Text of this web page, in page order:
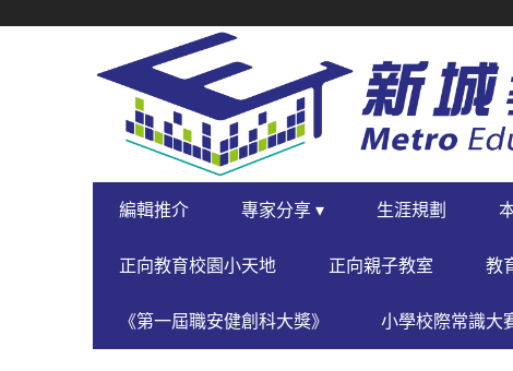
NAVIGATION
PRIMARY
NAVIGATION
編輯推介 專家分享 ▾ 生涯規劃
正向教育校園小天地 正向親子教室 教
《第一屆職安健創科大獎》 小學校際常識大